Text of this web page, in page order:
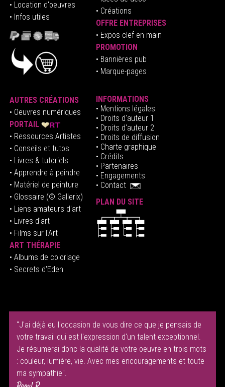
• Location d'oeuvres
• Infos utiles
• Créations
OFFRE ENTREPRISES
• Expos clef en main
PROMOTION
• Bannières pub
• Marque-pages
AUTRES CRÉATIONS
• Oeuvres numériques
PORTAIL
• Ressources Artistes
• Conseils et tutos
• Livres & tutoriels
• Apprendre à peindre
• Matériel de peinture
• Glossaire (© Gallerix)
• Liens amateurs d'art
• Livres d'art
• Films sur l'Art
ART THÉRAPIE
• Albums de coloriage
• Secrets d'Eden
INFORMATIONS
• Mentions légales
• Droits d'auteur1
• Droits d'auteur 2
• Droits de diffusion
• Charte graphique
• Crédits
• Partenaires
• Engagements
• Contact
PLAN DU SITE
"J'ai déjà eu l'occasion de vous dire ce que je pensais de
votre travail qui est l'expression d'un talent exceptionnel.
Je résumerai donc la qualité de votre oeuvre en trois mots
: couleur, lumière, vie. Avec mes encouragements et toute
ma sympathie".